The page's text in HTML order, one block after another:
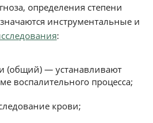
определения степени
инструментальные и
:
(общий) — устанавливают
воспалительного процесса;
крови;